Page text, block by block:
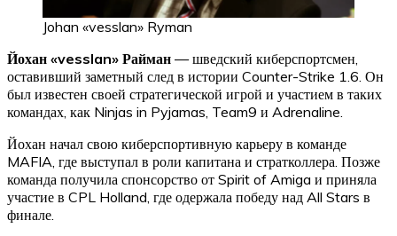
Johan «vesslan» Ryman
Йохан «vesslan» Райман — шведский киберспортсмен,
оставивший заметный след в истории Counter-Strike 1.6. Он
был известен своей стратегической игрой и участием в таких
командах, как Ninjas in Pyjamas, Team9 и Adrenaline.
Йохан начал свою киберспортивную карьеру в команде
MAFIA, где выступал в роли капитана и стратколлера. Позже
команда получила спонсорство от Spirit of Amiga и приняла
участие в CPL Holland, где одержала победу над All Stars в
финале.